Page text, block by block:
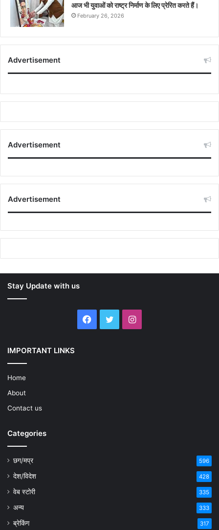
आज भी युवाओं को राष्ट्र निर्माण के लिए प्रेरित करते हैं।
February 26, 2026
Advertisement
Advertisement
Advertisement
Stay Update with us
Facebook
TwitterInstagram
IMPORTANT LINKS
Home
About
Contact us
Categories
छग/मप्र 596
देश/विदेश 428
वेब स्टोरी 335
अन्य 333
ब्रेकिंग 317